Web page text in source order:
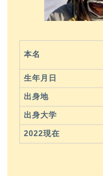
本名
生年月日
出身地
出身大学
2022現在